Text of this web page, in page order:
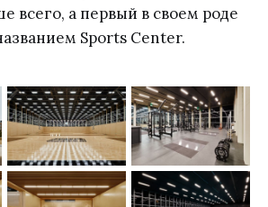
всего, а первый в своем роде
Sports Center.